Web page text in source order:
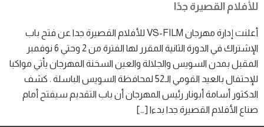
للأفلام القصيرة جدًا
أعلنت إدارة مهرجان VS-FILM للأفلام القصيرة جدا عن فتح باب
الإشتراك في الدورة الثانية المقرر لها الفترة من 2 وحتي 6 نوفمبر
المقبل بمدن السويس والجلالة والعين السخنة المهرجان يأتي مواكبا
للإحتفال بالعيد القومي الـ52 لمحافظة السويس الباسلة . كشف
الدكتور أسامة أبونار رئيس المهرجان أن باب التقديم سيفتح أمام
صناع الأفلام القصيرة جدا بدءا […]